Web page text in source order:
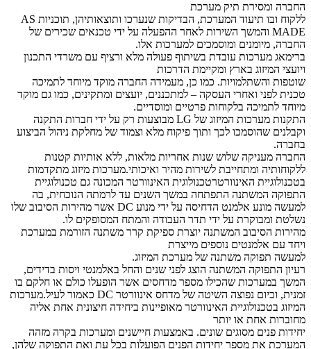
החברה ומסירת תיק מערכת
ללקוח ובו תיעוד המערכת, הבדיקות שנערכו ותוצאותיהן, תוכניות AS
MADE והמשך השירות לאחר ההפעלה על ידי טכנאים שכירים של
החברה, מיומנים ומוסמכים למערכות אלו.
ברימאג מערכות עובדת בשיתוף פעולה מלא ורציף עם משרדי התכנון
ויועצי המיזוג בארץ ומקיימת הדרכות
שוטפות והשתלמויות. כמו כן, מעמידה החברה מוקד מיוחד לתמיכה
טכנית לפני ואחרי העסקה – למתכננים, יועצים ומתקינים, כמו גם מוקד
מיוחד לתמיכה בלקוחות פרטיים ומוסדיים.
התקנות מערכות המיזוג של LG מבוצעות רק על ידי חברות התקנה
וקבלנים שהוסמכו לכך ותוך פיקוח מלא וצמוד של מחלקת ניהול הביצוע
בחברה.
החברה מעניקה שלוש שנות אחריות מלאות, ללא אותיות קטנות
ללקוחותיה ומתחייבת לשירות מהיר ואיכותי.מערכות מיזוג מתקדמות
בטכנולוגיית האינוורטרטכנולוגית האינוורטר המכונה גם טכנולוגיית
התפוקה המשתנה התפתחה במשך השנים עד לרמתה הנוכחית, בה
למעשה מונע אלמנט הדחיסה על ידי מנוע DC אשר מהירות הסיבוב שלו
נשלטת ומבוקרת על ידי תדר העבודה והמתח המסופקים לו.
מהירות הסיבוב המשתנה יוצרת ספיקת קרר משתנה הזורמת במערכת
ויחד עם אלמנטים נוספים מייצרת
למעשה תפוקה משתנה של מערכת המיזוג.
רעיון התפוקה המשתנה הוצג לפני שנים והחל באלמנטי ויסות בדידים,
המשך במערכות שהכילו מספר מדחסים אשר הופעלו כולם או חלקם בו
זמנית, וכיום נפוצה השיטה של מדחס אינוורטר DC כאמור לעיל.מערכות
המיזוג בטכנולוגיית האינוורטר מאופיינות ביחידה חיצונית אחת אליה
מחוברות אחת או יותר
יחידות פנים מסוגים שונים. באמצעות חיישנים ומערכות בקרה מזהה
המערכת את מספר יחידות הפנים הפועלות בכל עת ואת התפוקה שלהן,